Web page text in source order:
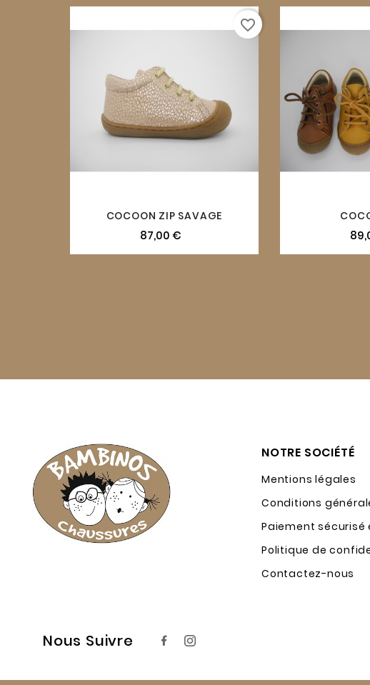
COCOON ZIP SAVAGE
87,00 €
favorite_border
NOTRE SOCIÉTÉ
Mentions légales
Conditions
Paiement sécurisé
Politique de
Contactez-nous
Nous Suivre